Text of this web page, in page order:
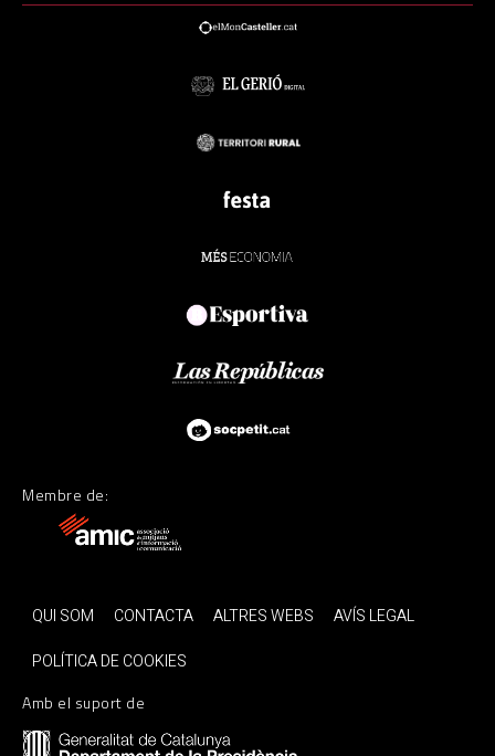
Membre de:
QUI SOM CONTACTA ALTRES WEBS
AVÍS LEGAL
POLÍTICA DE COOKIES
Amb el suport de